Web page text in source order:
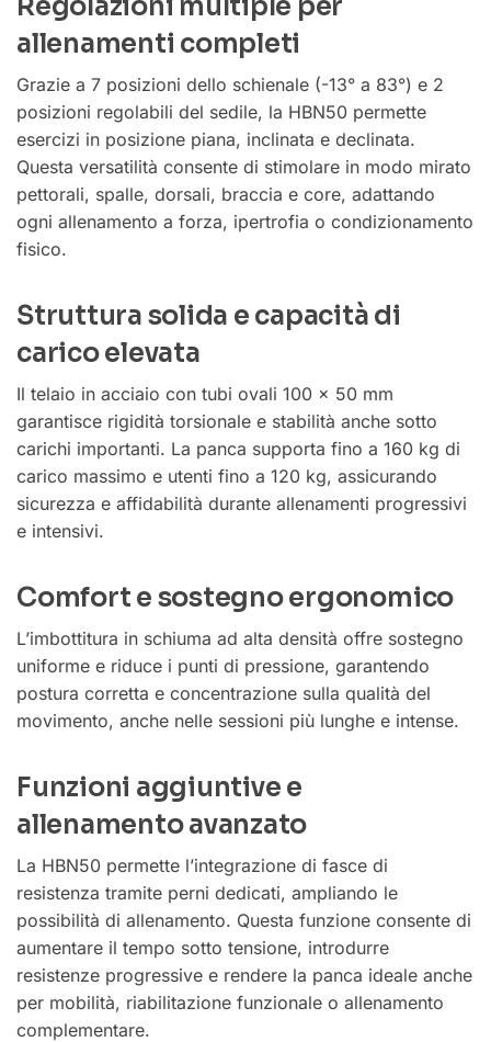
allenamenti completi
Grazie a 7 posizioni dello schienale (-13° a 83°) e 2
posizioni regolabili del sedile, la HBN50 permette
esercizi in posizione piana, inclinata e declinata.
Questa versatilità consente di stimolare in modo mirato
pettorali, spalle, dorsali, braccia e core, adattando
ogni allenamento a forza, ipertrofia o condizionamento
fisico.
Struttura solida e capacità di
carico elevata
Il telaio in acciaio con tubi ovali 100 x 50 mm
garantisce rigidità torsionale e stabilità anche sotto
carichi importanti. La panca supporta fino a 160 kg di
carico massimo e utenti fino a 120 kg, assicurando
sicurezza e affidabilità durante allenamenti progressivi
e intensivi.
Comfort e sostegno ergonomico
L’imbottitura in schiuma ad alta densità offre sostegno
uniforme e riduce i punti di pressione, garantendo
postura corretta e concentrazione sulla qualità del
movimento, anche nelle sessioni più lunghe e intense.
Funzioni aggiuntive e
allenamento avanzato
La HBN50 permette l’integrazione di fasce di
resistenza tramite perni dedicati, ampliando le
possibilità di allenamento. Questa funzione consente di
aumentare il tempo sotto tensione, introdurre
resistenze progressive e rendere la panca ideale anche
per mobilità, riabilitazione funzionale o allenamento
complementare.